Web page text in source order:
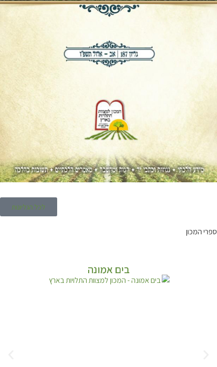
לכל הגליונות
ספרי המכון
בים אמונה